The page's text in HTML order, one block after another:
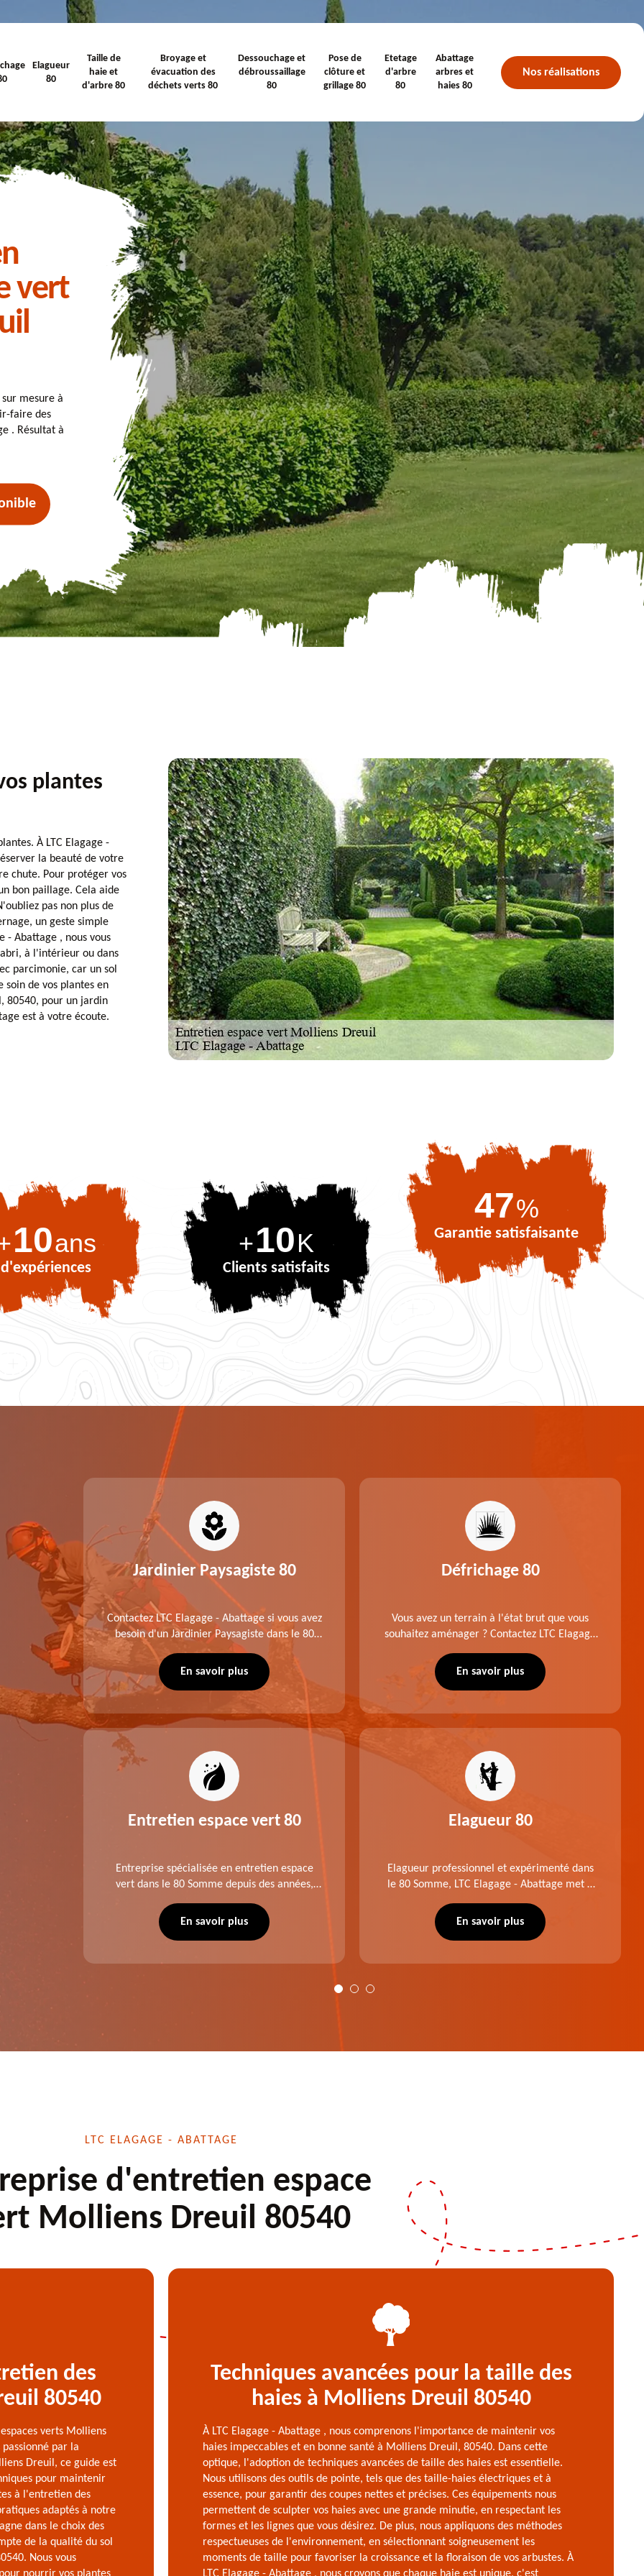
Elagueur
80
Taille de
haie et
d'arbre 80
Broyage et
évacuation des
déchets verts 80
Dessouchage et
débroussaillage
80
Pose de
clôture et
grillage 80
Etetage
d'arbre
80
Abattage
arbres et
haies 80
Nos réalisations
vert
mesure à
faire des
. Résultat à
plantes
À LTC Elagage -
la beauté de votre
chute. Pour protéger vos
bon paillage. Cela aide
pas non plus de
un geste simple
- Abattage , nous vous
à l'intérieur ou dans
parcimonie, car un sol
de vos plantes en
80540, pour un jardin
est à votre écoute.
10ans
d'expériences
+10K
Clients satisfaits
69%
Garantie satisfaisante
fait
jardinier
.
des
80
,
dans
Jardinier Paysagiste 80
Contactez LTC Elagage - Abattage si vous avez
besoin d'un Jardinier Paysagiste dans le 80
Somme. Chaque intervention est exécutée
selon les normes en vigueur. Découvrez un
extérieur exceptionnel grâce à notre équipe.
En savoir plus
Entretien espace vert 80
Entreprise spécialisée en entretien espace
vert dans le 80 Somme depuis des années,
d'élagage, d'abattage d'arbres, de
dessouchage et autre. Devis offert.
En savoir plus
Défrichage 80
Vous avez un terrain à l'état brut que vous
souhaitez aménager ? Contactez LTC Elagage
80 Somme. Travail suivant les règles de l'art.
En savoir plus
Elagueur 80
Elagueur professionnel et expérimenté dans
le 80 Somme, LTC Elagage - Abattage met à
notre intervention, votre espace vert sera
En savoir plus
LTC ELAGAGE - ABATTAGE
d'entretien espace
Molliens Dreuil 80540
des
80540
verts Molliens
par la
Dreuil, ce guide est
pour maintenir
à l'entretien des
adaptés à notre
dans le choix des
de la qualité du sol
Nous vous
Techniques avancées pour la taille des
haies à Molliens Dreuil 80540
À LTC Elagage - Abattage , nous comprenons l'importance de maintenir vos
haies impeccables et en bonne santé à Molliens Dreuil, 80540. Dans cette
optique, l'adoption de techniques avancées de taille des haies est essentielle.
Nous utilisons des outils de pointe, tels que des taille-haies électriques et à
essence, pour garantir des coupes nettes et précises. Ces équipements nous
permettent de sculpter vos haies avec une grande minutie, en respectant les
formes et les lignes que vous désirez. De plus, nous appliquons des méthodes
respectueuses de l'environnement, en sélectionnant soigneusement les
moments de taille pour favoriser la croissance et la floraison de vos arbustes. À